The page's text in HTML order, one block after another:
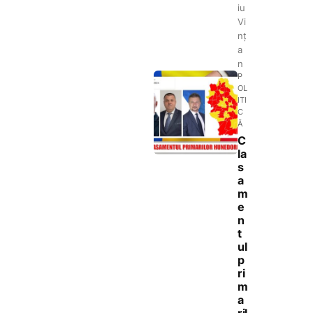
iu
Vi
nț
a
n
P
OL
ITI
C
Ă
C
la
s
a
m
e
n
t
ul
p
ri
m
a